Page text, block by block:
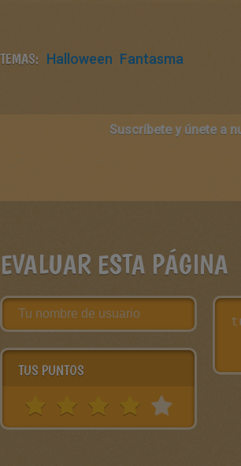
TEMAS: Halloween Fantasma
Suscríbete y únete a
EVALUAR ESTA PÁGINA
TUS PUNTOS